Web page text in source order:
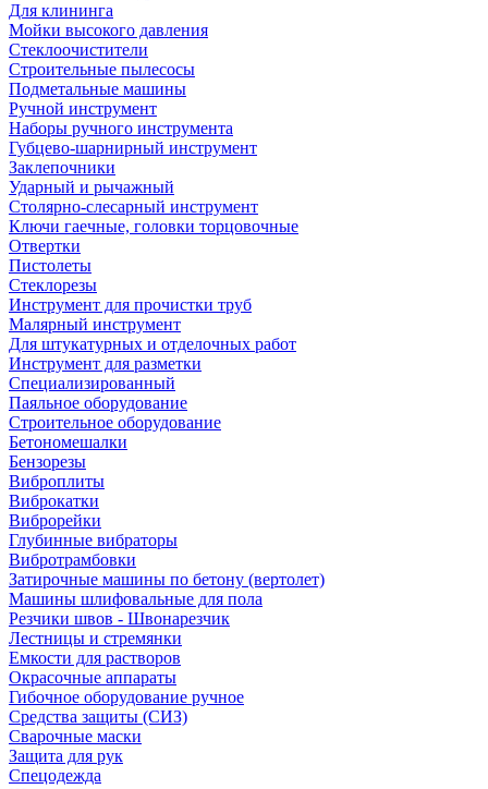
Для клининга
Мойки высокого давления
Стеклоочистители
Строительные пылесосы
Подметальные машины
Ручной инструмент
Наборы ручного инструмента
Губцево-шарнирный инструмент
Заклепочники
Ударный и рычажный
Столярно-слесарный инструмент
Ключи гаечные, головки торцовочные
Отвертки
Пистолеты
Стеклорезы
Инструмент для прочистки труб
Малярный инструмент
Для штукатурных и отделочных работ
Инструмент для разметки
Специализированный
Паяльное оборудование
Строительное оборудование
Бетономешалки
Бензорезы
Виброплиты
Виброкатки
Виброрейки
Глубинные вибраторы
Вибротрамбовки
Затирочные машины по бетону (вертолет)
Машины шлифовальные для пола
Резчики швов - Швонарезчик
Лестницы и стремянки
Емкости для растворов
Окрасочные аппараты
Гибочное оборудование ручное
Средства защиты (СИЗ)
Сварочные маски
Защита для рук
Спецодежда